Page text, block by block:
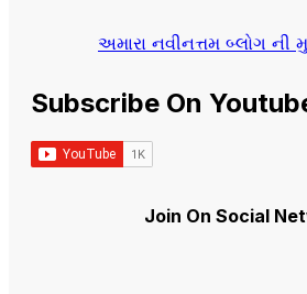
અમારા નવીનત્તમ બ્લોગ ની
Subscribe On
Join On Social